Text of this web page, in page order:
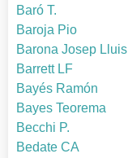
Baró T.
Baroja Pio
Barona Josep Lluis
Barrett LF
Bayés Ramón
Bayes Teorema
Becchi P.
Bedate CA